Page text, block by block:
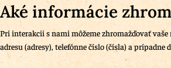
Aké informácie
Pri interakcii s nami môžeme zhromažďovať vaše
adresu (adresy), telefónne číslo (čísla) a prípadne